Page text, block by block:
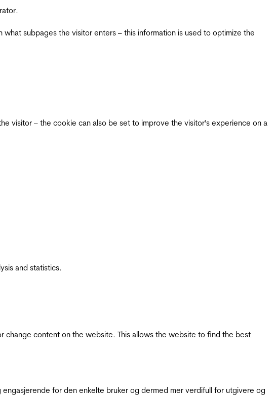
subpages the visitor enters – this information is used to optimize the
visitor – the cookie can also be set to improve the visitor's experience on a
and statistics.
change content on the website. This allows the website to find the best
for den enkelte bruker og dermed mer verdifull for utgivere og